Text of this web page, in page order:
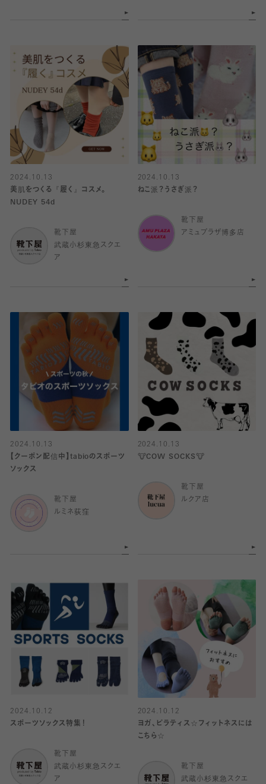
2024.10.13
美肌をつくる『履く』コスメ。
NUDEY 54d
靴下屋
武蔵小杉東急スクエ
ア
2024.10.13
ねこ派？うさぎ派？
靴下屋
アミュプラザ博多店
2024.10.13
【クーポン配信中】tabioのスポーツ
ソックス
靴下屋
ルミネ荻窪
2024.10.13
🐮COW SOCKS🐮
靴下屋
ルクア店
2024.10.12
スポーツソックス特集！
靴下屋
武蔵小杉東急スクエ
ア
2024.10.12
ヨガ、ピラティス☆フィットネスには
こちら☆
靴下屋
武蔵小杉東急スクエ